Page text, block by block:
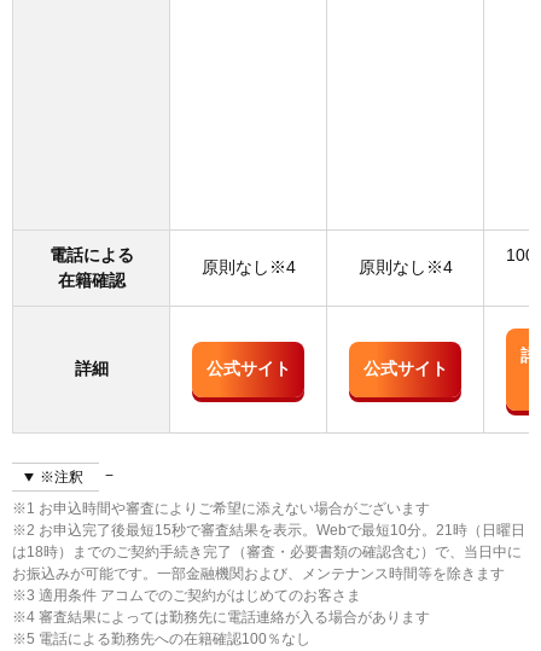
電話による
在籍確認
原則なし※4 原則なし※4
100
詳細 公式サイト 公式サイト
詳
※注釈
※1 お申込時間や審査によりご希望に添えない場合がございます
※2 お申込完了後最短15秒で審査結果を表示。Webで最短10分。21時（日曜日
は18時）までのご契約手続き完了（審査・必要書類の確認含む）で、当日中に
お振込みが可能です。一部金融機関および、メンテナンス時間等を除きます
※3 適用条件 アコムでのご契約がはじめてのお客さま
※4 審査結果によっては勤務先に電話連絡が入る場合があります
※5 電話による勤務先への在籍確認100％なし